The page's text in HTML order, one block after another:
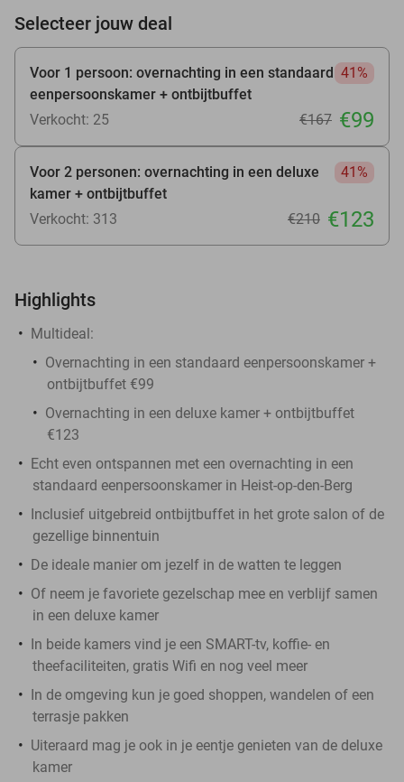
Selecteer jouw deal
Voor 1 persoon: overnachting in een standaard
eenpersoonskamer + ontbijtbuffet
41%
Verkocht: 25 €167 €99
Voor 2 personen: overnachting in een deluxe
kamer + ontbijtbuffet
41%
Verkocht: 313 €210 €123
Highlights
Multideal:
Overnachting in een standaard eenpersoonskamer +
ontbijtbuffet €99
Overnachting in een deluxe kamer + ontbijtbuffet
€123
Echt even ontspannen met een overnachting in een
standaard eenpersoonskamer in Heist-op-den-Berg
Inclusief uitgebreid ontbijtbuffet in het grote salon of de
gezellige binnentuin
De ideale manier om jezelf in de watten te leggen
Of neem je favoriete gezelschap mee en verblijf samen
in een deluxe kamer
In beide kamers vind je een SMART-tv, koffie- en
theefaciliteiten, gratis Wifi en nog veel meer
In de omgeving kun je goed shoppen, wandelen of een
terrasje pakken
Uiteraard mag je ook in je eentje genieten van de deluxe
kamer